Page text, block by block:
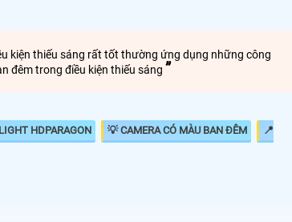
kiện thiếu sáng rất tốt thường ứng dụng những công
đêm trong điều kiện thiếu sáng
HDPARAGON 💡 CAMERA CÓ MÀU BAN ĐÊM 📍